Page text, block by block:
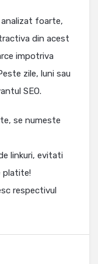
analizat foarte,
din acest
impotriva
zile, luni sau
SEO.
se numeste
linkuri, evitati
platite!
respectivul